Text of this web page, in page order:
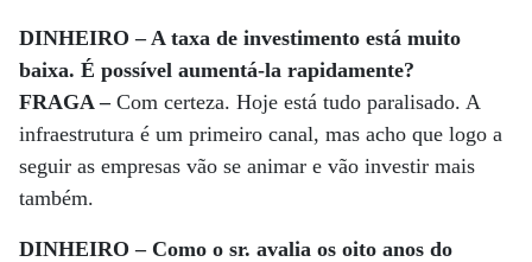
DINHEIRO – A taxa de investimento está muito
baixa. É possível aumentá-la rapidamente?
FRAGA – Com certeza. Hoje está tudo paralisado. A
infraestrutura é um primeiro canal, mas acho que logo a
seguir as empresas vão se animar e vão investir mais
também.
DINHEIRO – Como o sr. avalia os oito anos do